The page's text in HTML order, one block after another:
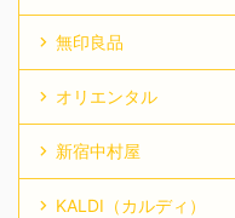
無印良品
オリエンタル
新宿中村屋
KALDI（カルディ）